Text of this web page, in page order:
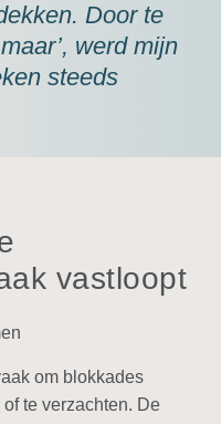
Door te
werd mijn
steeds
vastloopt
om blokkades
te verzachten. De